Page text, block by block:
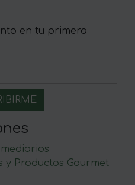
en tu primera
y Productos Gourmet